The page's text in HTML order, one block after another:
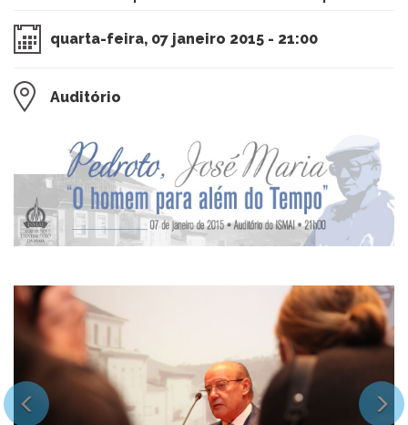
quarta-feira, 07 janeiro 2015 - 21:00
Auditório
Previous Next